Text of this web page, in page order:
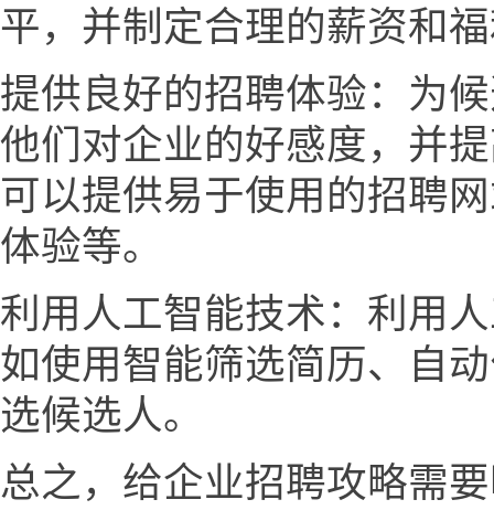
平，并制定合理的薪资和
提供良好的招聘体验：为
他们对企业的好感度，并
可以提供易于使用的招聘
体验等。
利用人工智能技术：利用
如使用智能筛选简历、自
选候选人。
总之，给企业招聘攻略需